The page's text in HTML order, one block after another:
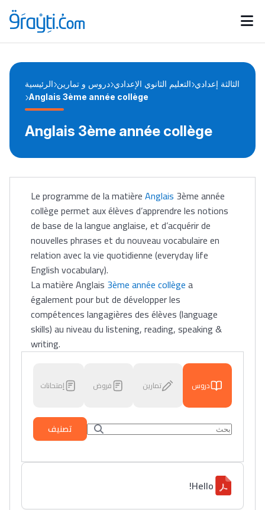
Catégories
d'actualités
Annonces bourses
الرئيسية دروس و تمارين التعليم الثانوي الإعدادي الثالثة إعدادي
Anglais 3ème année collège
Anglais 3ème année collège
Le programme de la matièreAnglais 3ème année
collège permet aux élèves d’apprendre les notions
de base de la langue anglaise, et d’acquérir de
nouvelles phrases et du nouveau vocabulaire en
relation avec la vie quotidienne (everyday life
English vocabulary).
La matière Anglais 3ème année collègea
également pour but de développer les
compétences langagières des élèves (language
skills) au niveau du listening, reading, speaking &
writing.
دروس تمارين فروض إمتحانات
تصنيف
Hello!